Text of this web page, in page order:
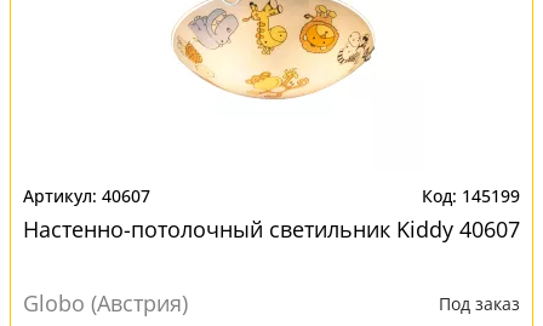
40607 145199
Настенно-потолочный светильник Kiddy 40607
Globo (Австрия) Под заказ